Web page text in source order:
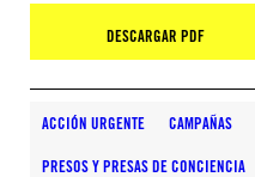
DESCARGAR PDF
ACCIÓN URGENTE CAMPAÑAS
PRESOS Y PRESAS DE CONCIENCIA